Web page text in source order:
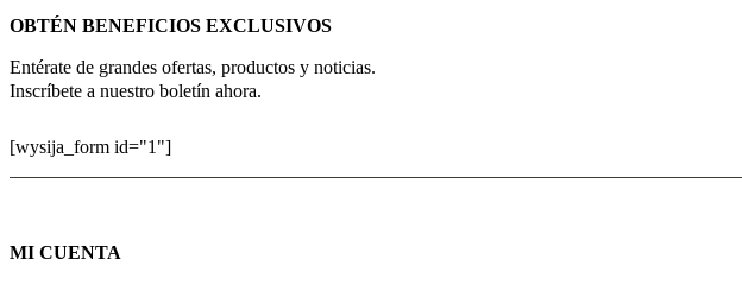
OBTÉN BENEFICIOS EXCLUSIVOS
Entérate de grandes ofertas, productos y noticias.
Inscríbete a nuestro boletín ahora.
[wysija_form id="1"]
MI CUENTA